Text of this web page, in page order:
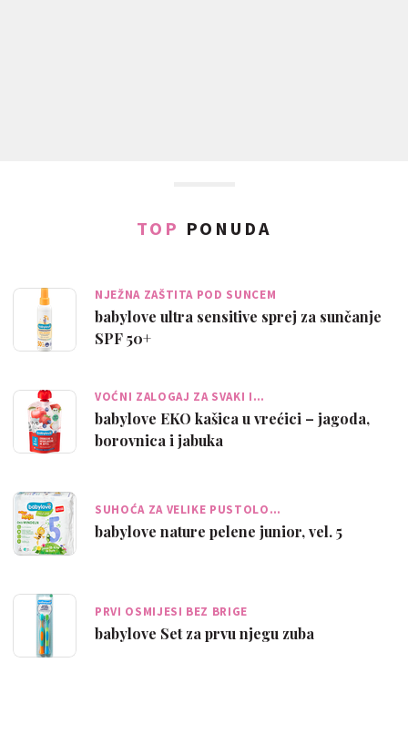
TOP PONUDA
NJEŽNA ZAŠTITA POD SUNCEM
babylove ultra sensitive sprej za sunčanje
SPF 50+
VOĆNI ZALOGAJ ZA SVAKI I…
babylove EKO kašica u vrećici – jagoda,
borovnica i jabuka
SUHOĆA ZA VELIKE PUSTOLO…
babylove nature pelene junior, vel. 5
PRVI OSMIJESI BEZ BRIGE
babylove Set za prvu njegu zuba